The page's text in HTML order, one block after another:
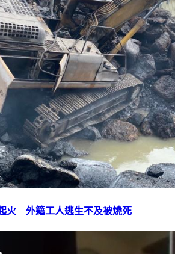
火 外籍工人逃生不及被燒死